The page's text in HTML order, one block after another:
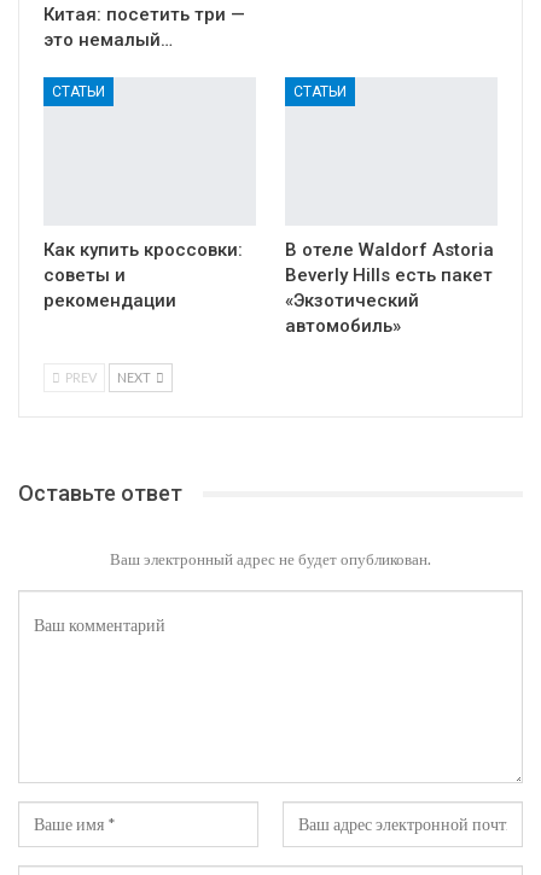
Китая: посетить три —
это немалый…
СТАТЬИ
Как купить кроссовки:
советы и
рекомендации
СТАТЬИ
В отеле Waldorf Astoria
Beverly Hills есть пакет
«Экзотический
автомобиль»
PREV NEXT
Оставьте ответ
Ваш электронный адрес не будет опубликован.